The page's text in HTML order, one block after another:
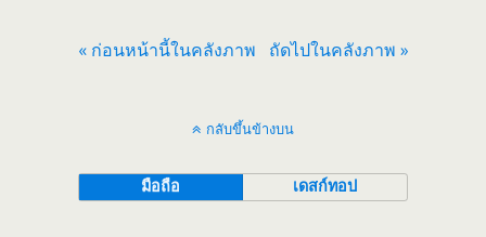
« ก่อนหน้านี้ในคลังภาพ ถัดไปในคลังภาพ »
กลับขึ้นข้างบน
มือถือ เดสก์ทอป